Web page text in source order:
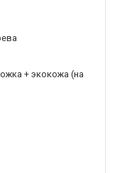
+ экокожа (на